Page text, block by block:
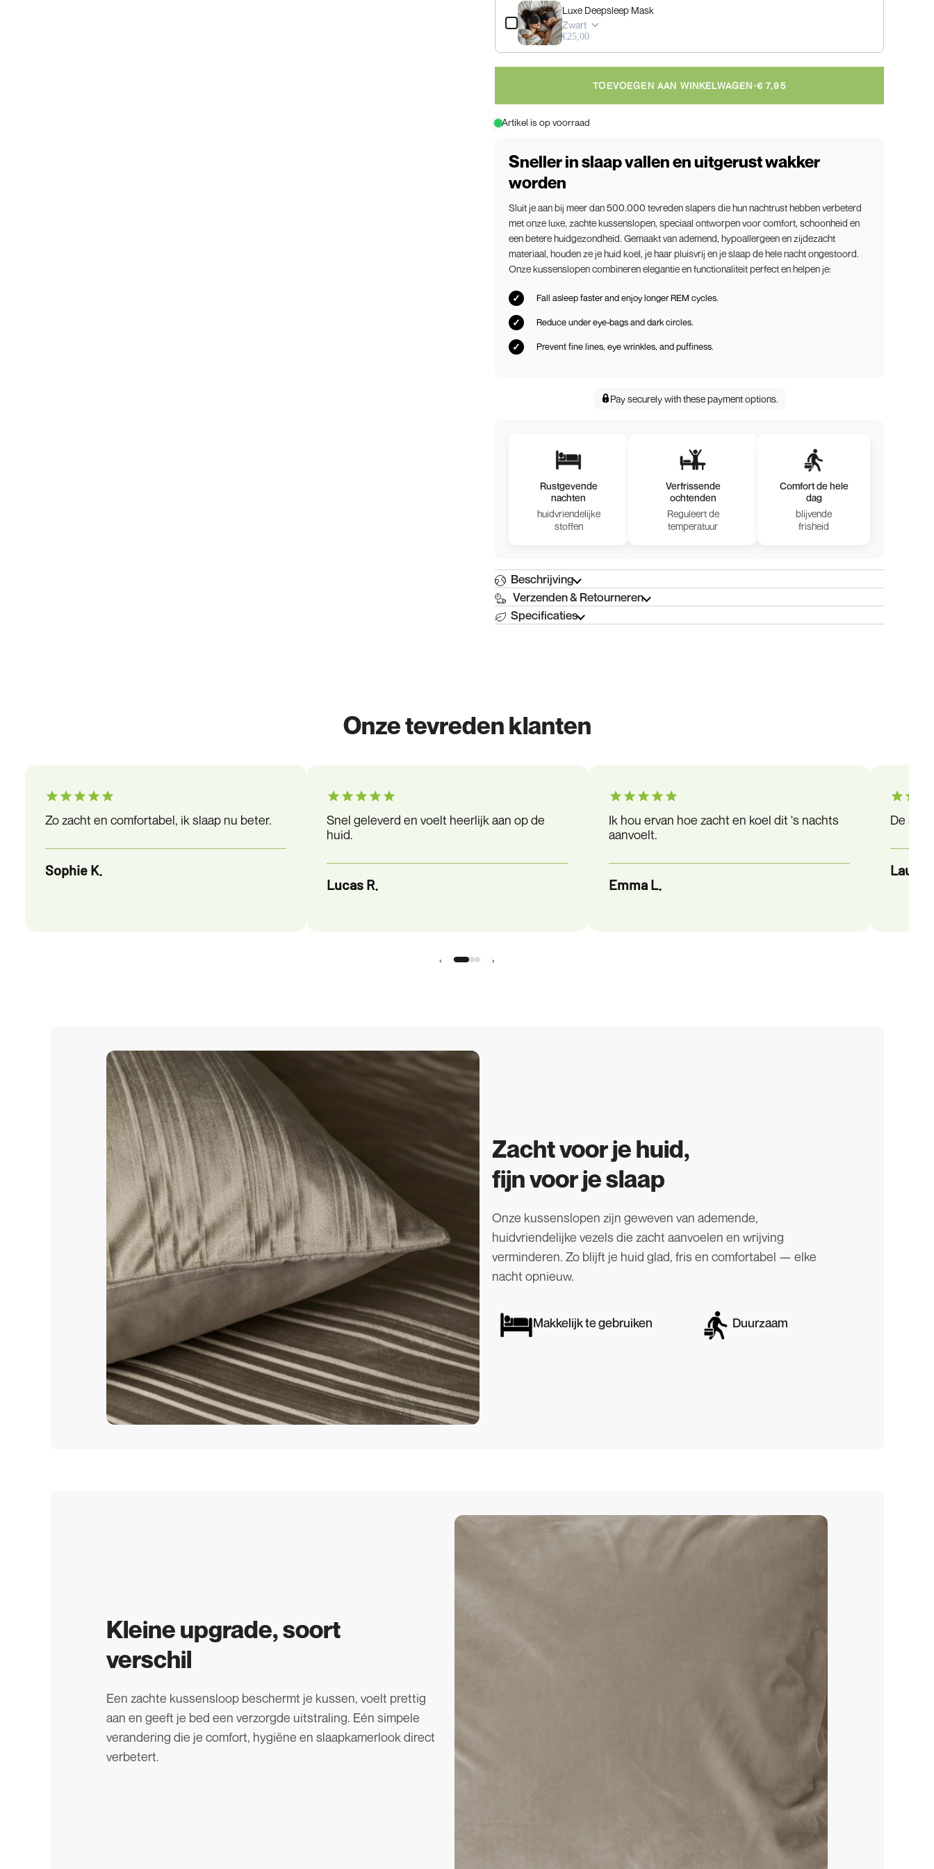
Luxe Deepsleep Mask
Zwart
€25,00
TOEVOEGEN AAN WINKELWAGEN•€ 7,95
Artikel is op voorraad
Sneller in slaap vallen en uitgerust wakker
worden
Sluit je aan bij meer dan 500.000 tevreden slapers die hun nachtrust hebben verbeterd
met onze luxe, zachte kussenslopen, speciaal ontworpen voor comfort, schoonheid en
een betere huidgezondheid. Gemaakt van ademend, hypoallergeen en zijdezacht
materiaal, houden ze je huid koel, je haar pluisvrij en je slaap de hele nacht ongestoord.
Onze kussenslopen combineren elegantie en functionaliteit perfect en helpen je:
Fall asleep faster and enjoy longer REM cycles.
Reduce under eye-bags and dark circles.
Prevent fine lines, eye wrinkles, and puffiness.
Pay securely withthese payment options.
Rustgevende
nachten
huidvriendelijke
stoffen
Verfrissende
ochtenden
Reguleert de
temperatuur
Comfort de hele
dag
blijvende
frisheid
Beschrijving
Verzenden & Retourneren
Specificaties
Onze tevreden klanten
Zo zacht en comfortabel, ik slaap nu beter.
Sophie K.
Snel geleverd en voelt heerlijk aan op de
huid.
Lucas R.
Ik hou ervan hoe zacht en koel dit 's nachts
aanvoelt.
Emma L.
De stof
Laura
‹ ›
Zacht voor je huid,
fijn voor je slaap
Onze kussenslopen zijn geweven van ademende,
huidvriendelijke vezels die zacht aanvoelen en wrijving
verminderen. Zo blijft je huid glad, fris en comfortabel — elke
nacht opnieuw.
Makkelijk te gebruiken Duurzaam
Kleine upgrade, soort
verschil
Een zachte kussensloop beschermt je kussen, voelt prettig
aan en geeft je bed een verzorgde uitstraling. Eén simpele
verandering die je comfort, hygiëne en slaapkamerlook direct
verbetert.